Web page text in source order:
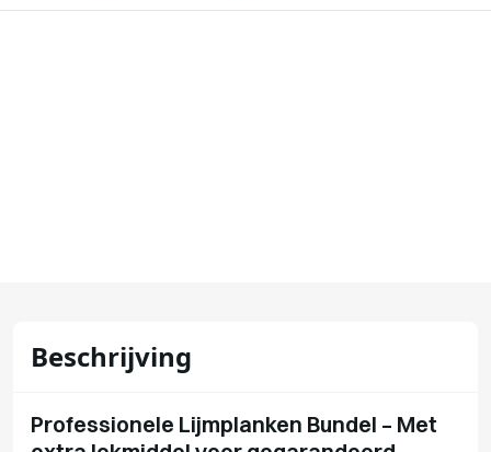
Beschrijving
Professionele Lijmplanken Bundel – Met